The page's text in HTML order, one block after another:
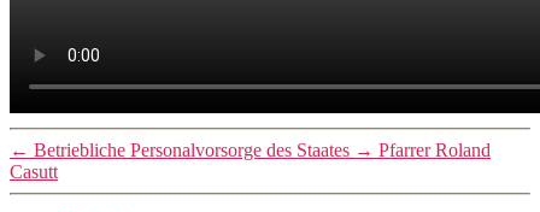
← Betriebliche Personalvorsorge des Staates → Pfarrer Roland
Casutt